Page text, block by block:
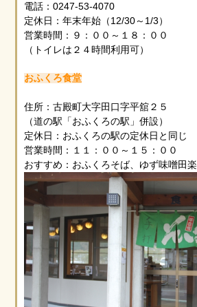
電話：0247-53-4070
定休日：年末年始（12/30～1/3）
営業時間：９：００～１８：００
（トイレは２４時間利用可）
おふくろ食堂
住所：古殿町大字田口字平舘２５
（道の駅「おふくろの駅」併設）
定休日：おふくろの駅の定休日と同じ
営業時間：１１：００～１５：００
おすすめ：おふくろそば、ゆず味噌田楽